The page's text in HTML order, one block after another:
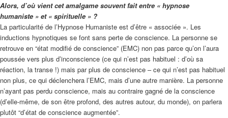
Alors, d’où vient cet amalgame souvent fait entre « hypnose
humaniste » et « spirituelle » ?
La particularité de l’Hypnose Humaniste est d’être « associée ». Les
inductions hypnotiques se font sans perte de conscience. La personne se
retrouve en “état modifié de conscience” (EMC) non pas parce qu’on l’aura
poussée vers plus d’inconscience (ce qui n’est pas habituel : d’où sa
réaction, la transe !) mais par plus de conscience – ce qui n’est pas habituel
non plus, ce qui déclenchera l’EMC, mais d’une autre manière. La personne
n’ayant pas perdu conscience, mais au contraire gagné de la conscience
(d’elle-même, de son être profond, des autres autour, du monde), on parlera
plutôt “d’état de conscience augmentée”.